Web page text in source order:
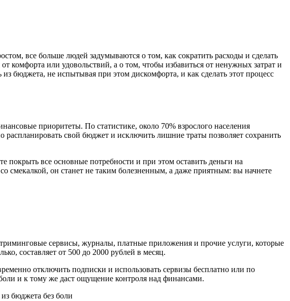
все больше людей задумываются о том, как сократить расходы и сделать
или удовольствий, а о том, чтобы избавиться от ненужных затрат и
бюджета, не испытывая при этом дискомфорта, и как сделать этот процесс
приоритеты. По статистике, около 70% взрослого населения
свой бюджет и исключить лишние траты позволяет сохранить
все основные потребности и при этом оставить деньги на
смекалкой, он станет не таким болезненным, а даже приятным: вы начнете
сервисы, журналы, платные приложения и прочие услуги, которые
составляет от 500 до 2000 рублей в месяц.
отключить подписки и использовать сервизы бесплатно или по
и к тому же даст ощущение контроля над финансами.